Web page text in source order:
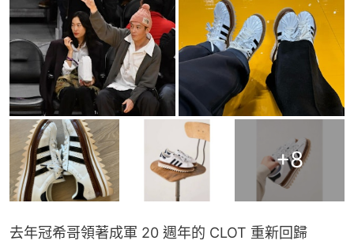
+8
去年冠希哥領著成軍 20 週年的 CLOT 重新回歸